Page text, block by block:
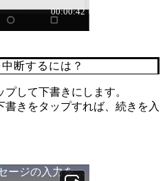
断するには？
して下書きにします。
書きをタップすれば、続きを入